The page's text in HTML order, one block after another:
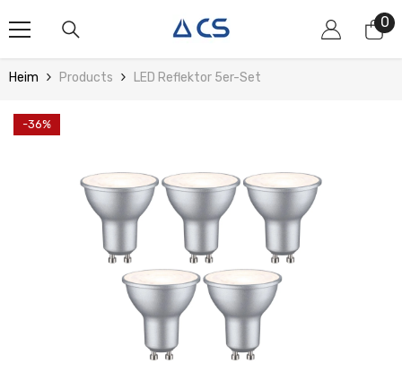
00
Heim Products LED Reflektor 5er-Set
-36%